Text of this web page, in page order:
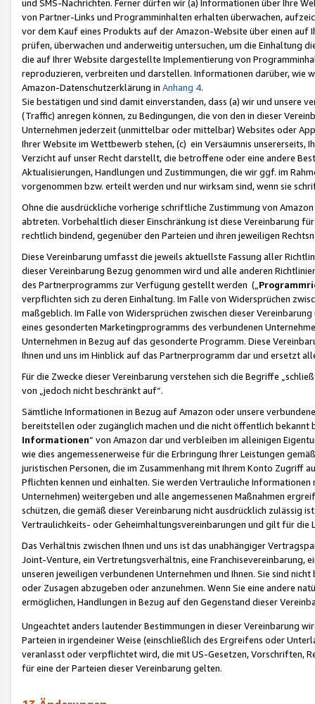
und SMS-Nachrichten. Ferner dürfen wir (a) Informationen über Ihre
von Partner-Links und Programminhalten erhalten überwachen,
vor dem Kauf eines Produkts auf der Amazon-Website über einen
prüfen, überwachen und anderweitig untersuchen, um die Einhaltung
die auf Ihrer Website dargestellte Implementierung von
reproduzieren, verbreiten und darstellen. Informationen darüber, wie
Amazon-Datenschutzerklärung in Anhang 4.
Sie bestätigen und sind damit einverstanden, dass (a) wir und
(Traffic) anregen können, zu Bedingungen, die von den in dieser
Unternehmen jederzeit (unmittelbar oder mittelbar) Websites oder
Ihrer Website im Wettbewerb stehen, (c) ein Versäumnis unsererseits,
Verzicht auf unser Recht darstellt, die betroffene oder eine andere
Aktualisierungen, Handlungen und Zustimmungen, die wir ggf. im
vorgenommen bzw. erteilt werden und nur wirksam sind, wenn sie
Ohne die ausdrückliche vorherige schriftliche Zustimmung von
abtreten. Vorbehaltlich dieser Einschränkung ist diese Vereinbarung
rechtlich bindend, gegenüber den Parteien und ihren jeweiligen
Diese Vereinbarung umfasst die jeweils aktuellste Fassung aller
dieser Vereinbarung Bezug genommen wird und alle anderen
des Partnerprogramms zur Verfügung gestellt werden („
verpflichten sich zu deren Einhaltung. Im Falle von Widersprüchen
maßgeblich. Im Falle von Widersprüchen zwischen dieser
eines gesonderten Marketingprogramms des verbundenen
Unternehmen in Bezug auf das gesonderte Programm. Diese
Ihnen und uns im Hinblick auf das Partnerprogramm dar und ersetzt
Für die Zwecke dieser Vereinbarung verstehen sich die Begriffe
von „jedoch nicht beschränkt auf“.
Sämtliche Informationen in Bezug auf Amazon oder unsere
bereitstellen oder zugänglich machen und die nicht öffentlich
Informationen“ von Amazon dar und verbleiben im alleinigen
wie dies angemessenerweise für die Erbringung Ihrer Leistungen
juristischen Personen, die im Zusammenhang mit Ihrem Konto
Pflichten kennen und einhalten. Sie werden Vertrauliche
Unternehmen) weitergeben und alle angemessenen Maßnahmen
schützen, die gemäß dieser Vereinbarung nicht ausdrücklich zulässig
Vertraulichkeits- oder Geheimhaltungsvereinbarungen und gilt für die
Das Verhältnis zwischen Ihnen und uns ist das unabhängiger
Joint-Venture, ein Vertretungsverhältnis, eine Franchisevereinbarung,
unseren jeweiligen verbundenen Unternehmen und Ihnen. Sie sind
oder Zusagen abzugeben oder anzunehmen. Wenn Sie eine andere
ermöglichen, Handlungen in Bezug auf den Gegenstand dieser
Ungeachtet anders lautender Bestimmungen in dieser Vereinbarung
Parteien in irgendeiner Weise (einschließlich des Ergreifens oder
veranlasst oder verpflichtet wird, die mit US-Gesetzen, Vorschriften,
für eine der Parteien dieser Vereinbarung gelten.